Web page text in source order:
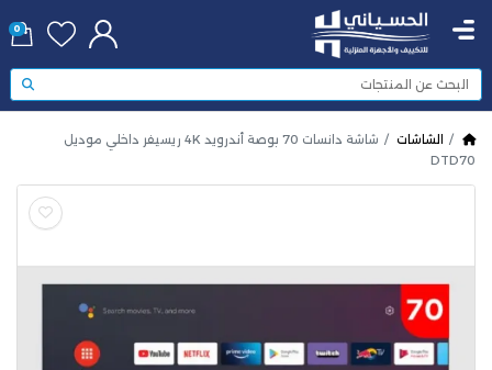
0
الشاشات
شاشة دانسات 70 بوصة أندرويد 4K ريسيفر داخلي موديل
DTD70